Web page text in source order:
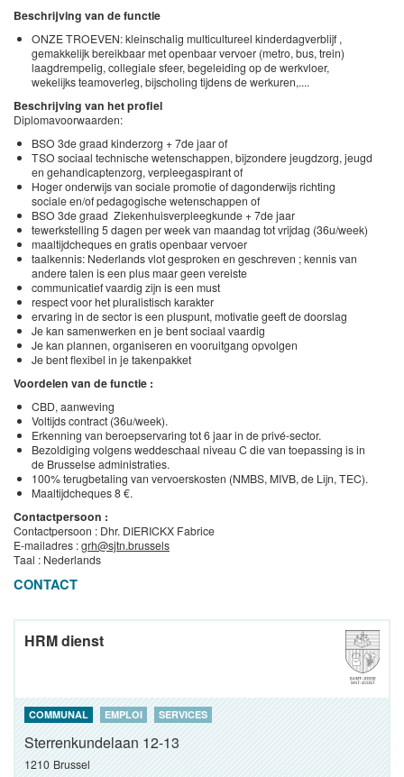
Beschrijving van de functie
ONZE TROEVEN: kleinschalig multicultureel kinderdagverblijf ,
gemakkelijk bereikbaar met openbaar vervoer (metro, bus, trein)
laagdrempelig, collegiale sfeer, begeleiding op de werkvloer,
wekelijks teamoverleg, bijscholing tijdens de werkuren,....
Beschrijving van het profiel
Diplomavoorwaarden:
BSO 3de graad kinderzorg + 7de jaar of
TSO sociaal technische wetenschappen, bijzondere jeugdzorg, jeugd
en gehandicaptenzorg, verpleegaspirant of
Hoger onderwijs van sociale promotie of dagonderwijs richting
sociale en/of pedagogische wetenschappen of
BSO 3de graad Ziekenhuisverpleegkunde + 7de jaar
tewerkstelling 5 dagen per week van maandag tot vrijdag (36u/week)
maaltijdcheques en gratis openbaar vervoer
taalkennis: Nederlands vlot gesproken en geschreven ; kennis van
andere talen is een plus maar geen vereiste
communicatief vaardig zijn is een must
respect voor het pluralistisch karakter
ervaring in de sector is een pluspunt, motivatie geeft de doorslag
Je kan samenwerken en je bent sociaal vaardig
Je kan plannen, organiseren en vooruitgang opvolgen
Je bent flexibel in je takenpakket
Voordelen van de functie :
CBD, aanweving
Voltijds contract (36u/week).
Erkenning van beroepservaring tot 6 jaar in de privé-sector.
Bezoldiging volgens weddeschaal niveau C die van toepassing is in
de Brusselse administraties.
100% terugbetaling van vervoerskosten (NMBS, MIVB, de Lijn, TEC).
Maaltijdcheques 8 €.
Contactpersoon :
Contactpersoon : Dhr. DIERICKX Fabrice
E-mailadres :grh@sjtn.brussels
Taal : Nederlands
CONTACT
HRM dienst
COMMUNAL EMPLOI SERVICES
Sterrenkundelaan 12-13
1210 Brussel